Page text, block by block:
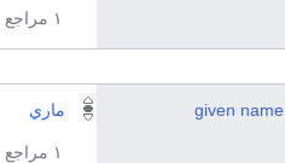
١ مراجع
given name ماري
١ مراجع